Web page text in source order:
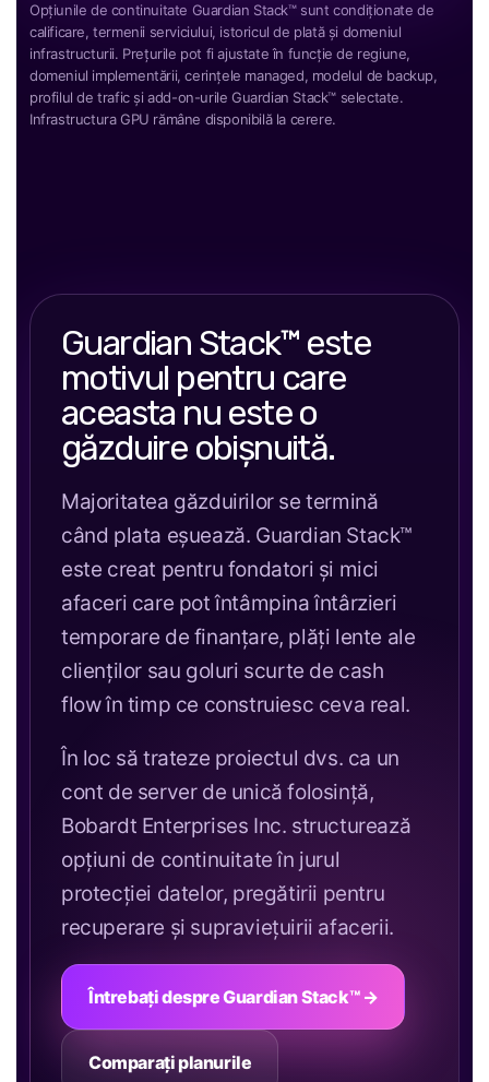
Opțiunile de continuitate Guardian Stack™ sunt condiționate de
calificare, termenii serviciului, istoricul de plată și domeniul
infrastructurii. Prețurile pot fi ajustate în funcție de regiune,
domeniul implementării, cerințele managed, modelul de backup,
profilul de trafic și add-on-urile Guardian Stack™ selectate.
Infrastructura GPU rămâne disponibilă la cerere.
Guardian Stack™ este
motivul pentru care
aceasta nu este o
găzduire obișnuită.
Majoritatea găzduirilor se termină
când plata eșuează. Guardian Stack™
este creat pentru fondatori și mici
afaceri care pot întâmpina întârzieri
temporare de finanțare, plăți lente ale
clienților sau goluri scurte de cash
flow în timp ce construiesc ceva real.
În loc să trateze proiectul dvs. ca un
cont de server de unică folosință,
Bobardt Enterprises Inc. structurează
opțiuni de continuitate în jurul
protecției datelor, pregătirii pentru
recuperare și supraviețuirii afacerii.
Întrebați despre Guardian Stack™ →
Comparați planurile